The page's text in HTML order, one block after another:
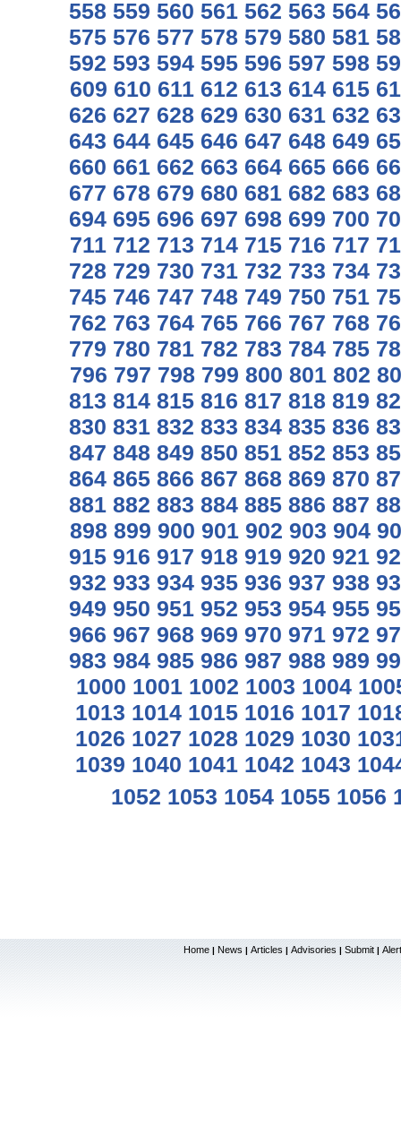
558 559 560 561 562 563 564
575 576 577 578 579 580 581
592 593 594 595 596 597 598
609 610 611 612 613 614 615
626 627 628 629 630 631 632
643 644 645 646 647 648 649
660 661 662 663 664 665 666
677 678 679 680 681 682 683
694 695 696 697 698 699 700
711 712 713 714 715 716 717
728 729 730 731 732 733 734
745 746 747 748 749 750 751
762 763 764 765 766 767 768
779 780 781 782 783 784 785
796 797 798 799 800 801 802
813 814 815 816 817 818 819
830 831 832 833 834 835 836
847 848 849 850 851 852 853
864 865 866 867 868 869 870
881 882 883 884 885 886 887
898 899 900 901 902 903 904
915 916 917 918 919 920 921
932 933 934 935 936 937 938
949 950 951 952 953 954 955
966 967 968 969 970 971 972
983 984 985 986 987 988 989
1000 1001 1002 1003 1004
1013 1014 1015 1016 1017
1026 1027 1028 1029 1030
1039 1040 1041 1042 1043
1052 1053 1054 1055 1056
Home | News | Articles | Advisories | Submit |